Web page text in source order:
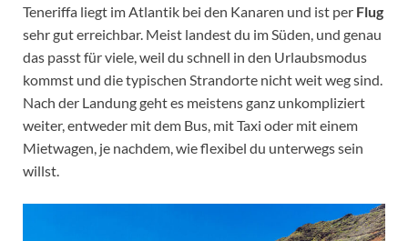
Teneriffa liegt im Atlantik bei den Kanaren und ist per Flug
sehr gut erreichbar. Meist landest du im Süden, und genau
das passt für viele, weil du schnell in den Urlaubsmodus
kommst und die typischen Strandorte nicht weit weg sind.
Nach der Landung geht es meistens ganz unkompliziert
weiter, entweder mit dem Bus, mit Taxi oder mit einem
Mietwagen, je nachdem, wie flexibel du unterwegs sein
willst.